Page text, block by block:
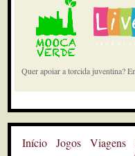
Quer apoiar a torcida juventina?
Início Jogos Viagens